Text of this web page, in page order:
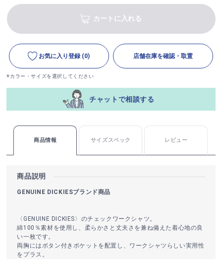
カートに入れる
お気に入り登録 (0) 店舗在庫を確認・取置
※カラー・サイズを選択してください
チャットで相談する
商品情報 サイズスペック レビュー
商品説明
GENUINE DICKIESブランド商品
〈GENUINE DICKIES〉のチェックワークシャツ。
綿100％素材を使用し、柔らかさと丈夫さを兼ね備えた着心地の良
い一枚です。
両胸にはボタン付きポケットを配置し、ワークシャツらしい実用性
をプラス。